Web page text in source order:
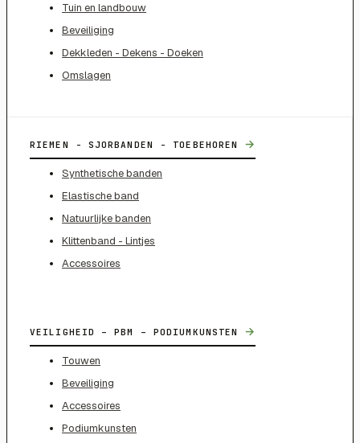
Tuin en landbouw
Beveiliging
Dekkleden - Dekens - Doeken
Omslagen
RIEMEN - SJORBANDEN - TOEBEHOREN →
Synthetische banden
Elastische band
Natuurlijke banden
Klittenband - Lintjes
Accessoires
VEILIGHEID – PBM – PODIUMKUNSTEN →
Touwen
Beveiliging
Accessoires
Podiumkunsten